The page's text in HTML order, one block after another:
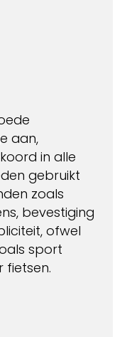
aan,
in alle
gebruikt
zoals
bevestiging
ofwel
sport
fietsen.